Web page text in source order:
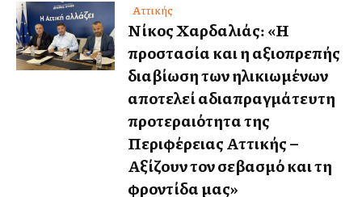
Αττικής
Νίκος Χαρδαλιάς: «Η
προστασία και η αξιοπρεπής
διαβίωση των ηλικιωμένων
αποτελεί αδιαπραγμάτευτη
προτεραιότητα της
Περιφέρειας Αττικής –
Αξίζουν τον σεβασμό και τη
φροντίδα μας»